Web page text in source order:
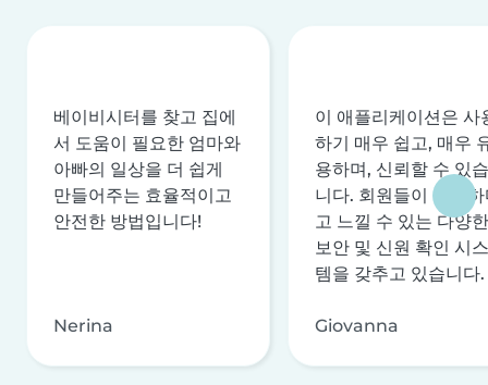
베이비시터를 찾고 집에
서 도움이 필요한 엄마와
아빠의 일상을 더 쉽게
만들어주는 효율적이고
안전한 방법입니다!
Nerina
이 애플리케이션은 사
하기 매우 쉽고, 매우
용하며, 신뢰할 수 있습
니다. 회원들이 안전
고 느낄 수 있는 다양한
보안 및 신원 확인 시스
템을 갖추고 있습니다.
Giovanna